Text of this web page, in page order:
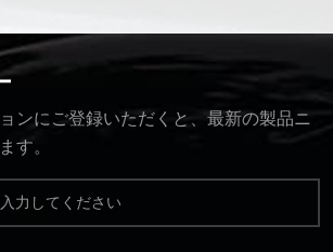
ンにご登録いただくと、最新の製品ニ
す。